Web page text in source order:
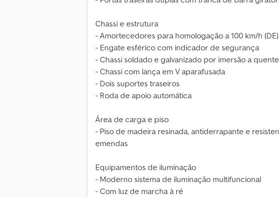
Chassi e estrutura
- Amortecedores para homologação a 100 km/h (DE)
- Engate esférico com indicador de segurança
- Chassi soldado e galvanizado por imersão a quente
- Chassi com lança em V aparafusada
- Dois suportes traseiros
- Roda de apoio automática
Área de carga e piso
- Piso de madeira resinada, antiderrapante e
emendas
Equipamentos de iluminação
- Moderno sistema de iluminação multifuncional
- Com luz de marcha à ré